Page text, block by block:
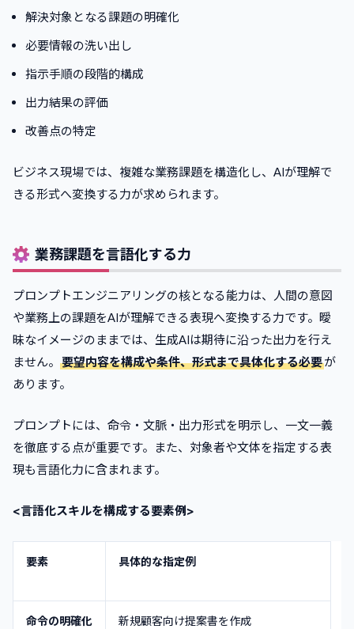
解決対象となる課題の明確化
必要情報の洗い出し
指示手順の段階的構成
出力結果の評価
改善点の特定
ビジネス現場では、複雑な業務課題を構造化し、AIが理解で
きる形式へ変換する力が求められます。
業務課題を言語化する力
プロンプトエンジニアリングの核となる能力は、人間の意図
や業務上の課題をAIが理解できる表現へ変換する力です。曖
昧なイメージのままでは、生成AIは期待に沿った出力を行え
ません。 要望内容を構成や条件、形式まで具体化する必要が
あります。
プロンプトには、命令・文脈・出力形式を明示し、一文一義
を徹底する点が重要です。また、対象者や文体を指定する表
現も言語化力に含まれます。
<言語化スキルを構成する要素例>
要素 具体的な指定例
命令の明確化 新規顧客向け提案書を作成